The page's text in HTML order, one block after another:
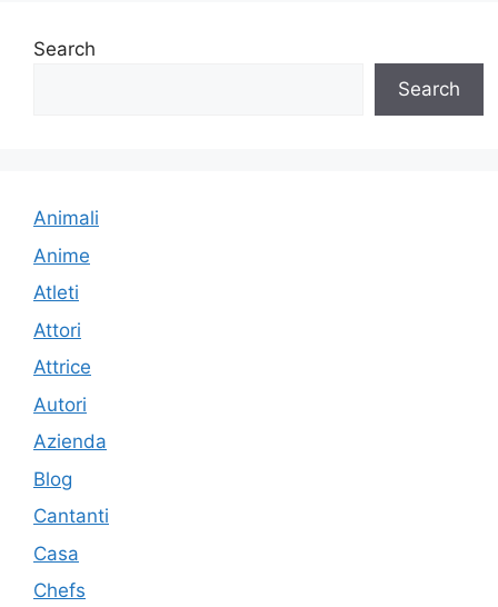
Search
Search
Animali
Anime
Atleti
Attori
Attrice
Autori
Azienda
Blog
Cantanti
Casa
Chefs